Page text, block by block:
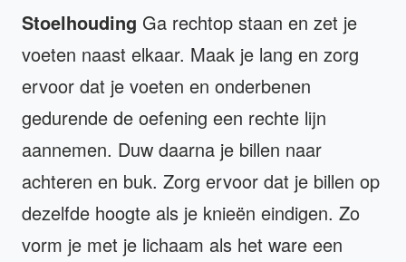
Stoelhouding Ga rechtop staan en zet je
voeten naast elkaar. Maak je lang en zorg
ervoor dat je voeten en onderbenen
gedurende de oefening een rechte lijn
aannemen. Duw daarna je billen naar
achteren en buk. Zorg ervoor dat je billen op
dezelfde hoogte als je knieën eindigen. Zo
vorm je met je lichaam als het ware een